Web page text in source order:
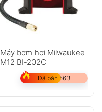
Máy bơm hơi Milwaukee
M12 BI-202C
Đã bán 563